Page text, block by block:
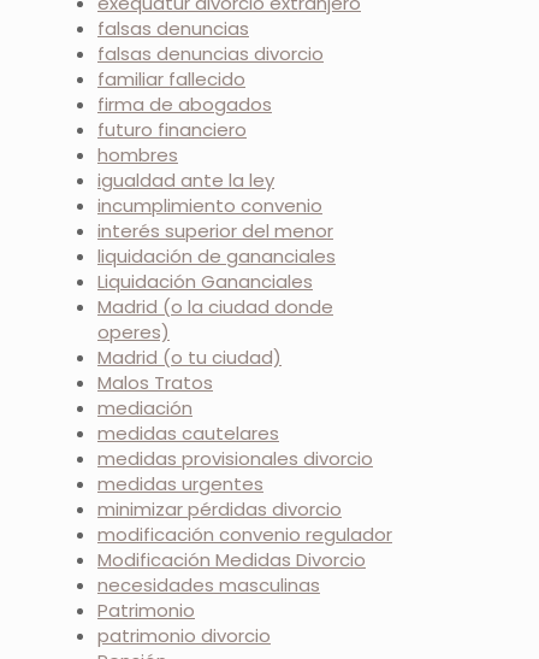
falsas denuncias
falsas denuncias divorcio
familiar fallecido
firma de abogados
futuro financiero
hombres
igualdad ante la ley
incumplimiento convenio
interés superior del menor
liquidación de gananciales
Liquidación Gananciales
Madrid (o la ciudad donde
operes)
Madrid (o tu ciudad)
Malos Tratos
mediación
medidas cautelares
medidas provisionales divorcio
medidas urgentes
minimizar pérdidas divorcio
modificación convenio regulador
Modificación Medidas Divorcio
necesidades masculinas
Patrimonio
patrimonio divorcio